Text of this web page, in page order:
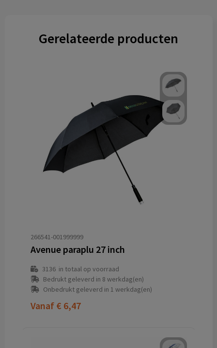
Gerelateerde producten
266541-001999999
Avenue paraplu 27 inch
3136in totaal op voorraad
Bedrukt geleverd in 8 werkdag(en)
Onbedrukt geleverd in 1 werkdag(en)
Vanaf € 6,47